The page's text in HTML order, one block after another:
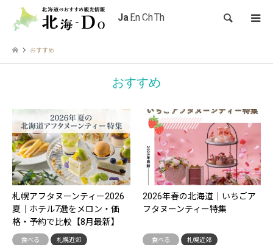
検索
おすすめ
おすすめ
札幌アフタヌーンティー2026
夏｜ホテル7選をメロン・価
格・予約で比較【8月最新】
食べる 札幌近郊
2026年春の北海道｜いちごア
フタヌーンティー特集
食べる 札幌近郊